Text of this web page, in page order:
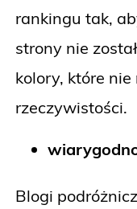
rankingu tak,
strony nie
kolory, które
rzeczywistości.
Blogi